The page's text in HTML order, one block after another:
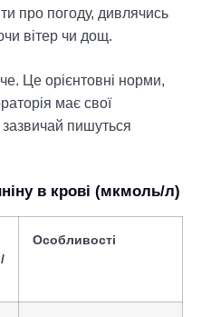
про погоду, дивлячись
вітер чи дощ.
Це орієнтовні норми,
має свої
пишуться
в крові (мкмоль/л)
Особливості